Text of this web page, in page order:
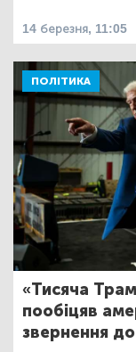
14 березня, 11:05
ПОЛІТИКА
«Тисяча
пообіцяв
звернення до